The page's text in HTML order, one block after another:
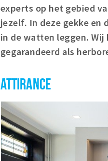
experts op het gebied
jezelf. In deze gekke en
in de watten leggen.
gegarandeerd als
ATTIRANCE